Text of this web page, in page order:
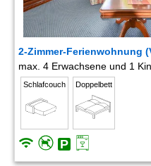
2-Zimmer-Ferienwohnung
max. 4 Erwachsene und 1
Schlafcouch Doppelbett